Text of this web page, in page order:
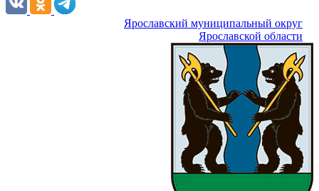
Ярославский муниципальный округ
Ярославской области